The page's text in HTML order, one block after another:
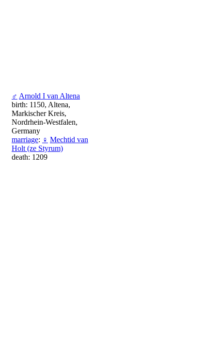
♂ Arnold I van Altena
birth: 1150, Altena,
Markischer Kreis,
Nordrhein-Westfalen,
Germany
marriage: ♀ Mechtid van
Holt (ze Styrum)
death: 1209